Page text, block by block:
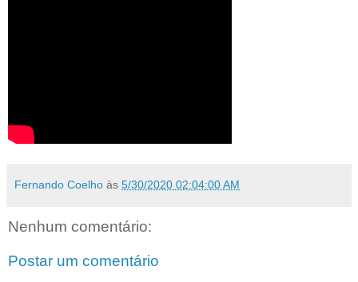
Fernando Coelho às 5/30/2020 02:04:00 AM
Nenhum comentário:
Postar um comentário